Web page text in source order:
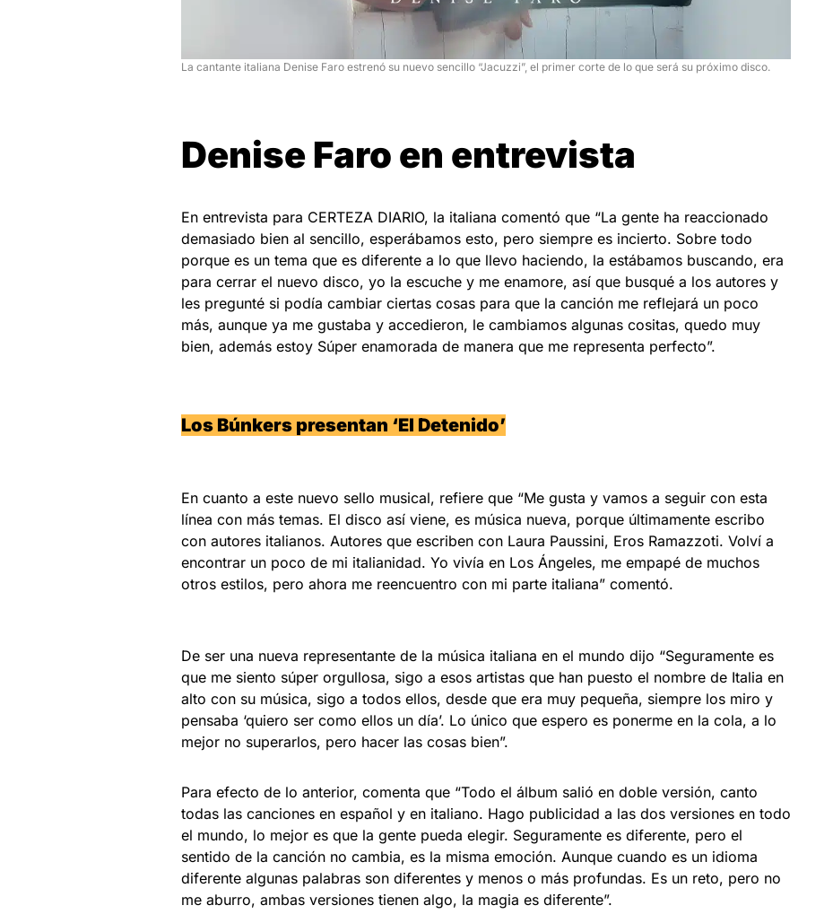
La cantante italiana Denise Faro estrenó su nuevo sencillo “Jacuzzi”, el primer corte de lo que será su próximo disco.
Denise Faro en entrevista
En entrevista para CERTEZA DIARIO, la italiana comentó que “La gente ha reaccionado
demasiado bien al sencillo, esperábamos esto, pero siempre es incierto. Sobre todo
porque es un tema que es diferente a lo que llevo haciendo, la estábamos buscando, era
para cerrar el nuevo disco, yo la escuche y me enamore, así que busqué a los autores y
les pregunté si podía cambiar ciertas cosas para que la canción me reflejará un poco
más, aunque ya me gustaba y accedieron, le cambiamos algunas cositas, quedo muy
bien, además estoy Súper enamorada de manera que me representa perfecto”.
Los Búnkers presentan ‘El Detenido’
En cuanto a este nuevo sello musical, refiere que “Me gusta y vamos a seguir con esta
línea con más temas. El disco así viene, es música nueva, porque últimamente escribo
con autores italianos. Autores que escriben con Laura Paussini, Eros Ramazzoti. Volví a
encontrar un poco de mi italianidad. Yo vivía en Los Ángeles, me empapé de muchos
otros estilos, pero ahora me reencuentro con mi parte italiana” comentó.
De ser una nueva representante de la música italiana en el mundo dijo “Seguramente es
que me siento súper orgullosa, sigo a esos artistas que han puesto el nombre de Italia en
alto con su música, sigo a todos ellos, desde que era muy pequeña, siempre los miro y
pensaba ‘quiero ser como ellos un día’. Lo único que espero es ponerme en la cola, a lo
mejor no superarlos, pero hacer las cosas bien”.
Para efecto de lo anterior, comenta que “Todo el álbum salió en doble versión, canto
todas las canciones en español y en italiano. Hago publicidad a las dos versiones en todo
el mundo, lo mejor es que la gente pueda elegir. Seguramente es diferente, pero el
sentido de la canción no cambia, es la misma emoción. Aunque cuando es un idioma
diferente algunas palabras son diferentes y menos o más profundas. Es un reto, pero no
me aburro, ambas versiones tienen algo, la magia es diferente”.